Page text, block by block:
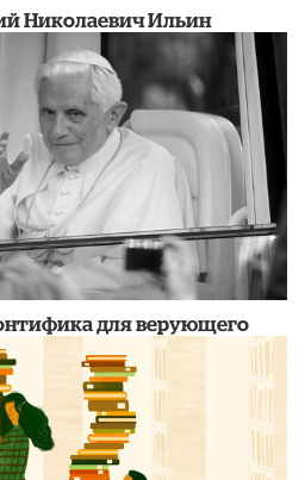
Николаевич Ильин
для верующего